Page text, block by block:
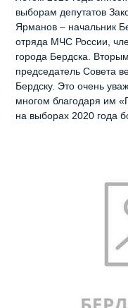
выборам депутатов
Ярманов – начальник
отряда МЧС России,
города Бердска.
председатель Совета
Бердску. Это очень
многом благодаря им
на выборах 2020 года